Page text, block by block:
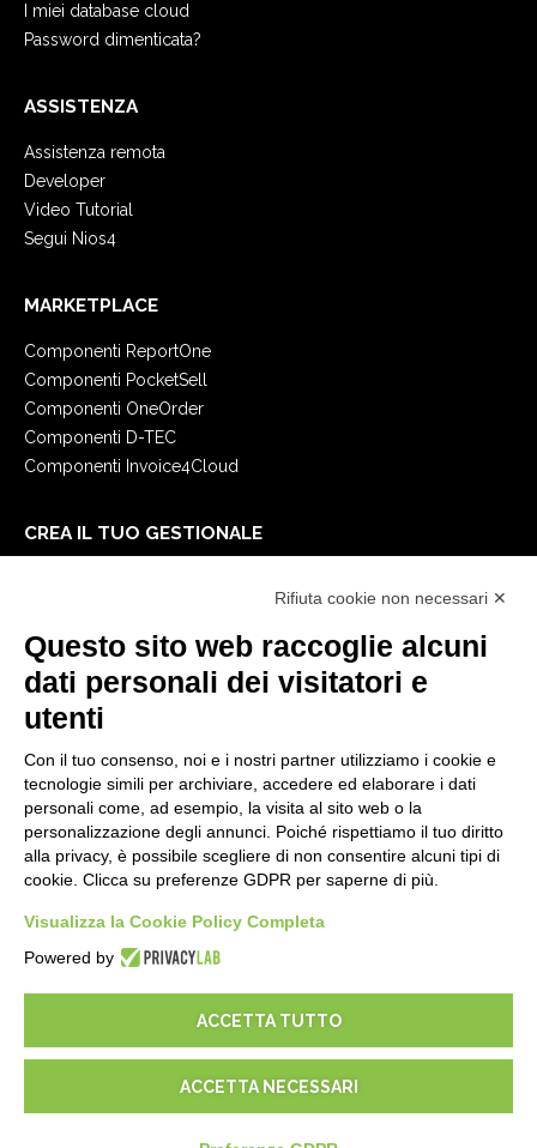
I miei database cloud
Password dimenticata?
ASSISTENZA
Assistenza remota
Developer
Video Tutorial
Segui Nios4
MARKETPLACE
Componenti ReportOne
Componenti PocketSell
Componenti OneOrder
Componenti D-TEC
Componenti Invoice4Cloud
CREA IL TUO GESTIONALE
E-Book
Blog
NOTE LEGALI
Informative Privacy
Security Policy
Documentazione contrattuale e GDPR
Condizioni generali di fornitura
Condizioni di vendita
Condizioni del servizio di supporto
Impostazioni cookie
© 2026D-One Software House- Tutti i diritti sono riservati - P.IVA:
Rifiuta cookie non necessari ✕
Questo sito web raccoglie alcuni
dati personali dei visitatori e
utenti
Con il tuo consenso, noi e i nostri partner utilizziamo i cookie e
tecnologie simili per archiviare, accedere ed elaborare i dati
personali come, ad esempio, la visita al sito web o la
personalizzazione degli annunci. Poiché rispettiamo il tuo diritto
alla privacy, è possibile scegliere di non consentire alcuni tipi di
cookie. Clicca su preferenze GDPR per saperne di più.
Visualizza la Cookie Policy Completa
Powered by
ACCETTA TUTTO
ACCETTA NECESSARI